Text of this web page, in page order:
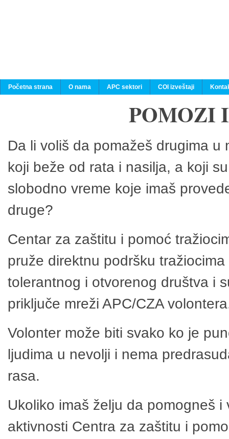
Početna strana O nama APC sektori COI izveštaji
POMOZI
Da li voliš da pomažeš drugima
koji beže od rata i nasilja, a koji
slobodno vreme koje imaš
druge?
Centar za zaštitu i pomoć
pruže direktnu podršku
tolerantnog i otvorenog društva i
priključe mreži APC/CZA
Volonter može biti svako ko je
ljudima u nevolji i nema
rasa.
Ukoliko imaš želju da pomogneš
aktivnosti Centra za zaštitu i